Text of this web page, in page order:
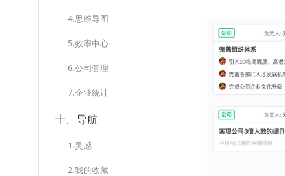
4.思维导图
5.效率中心
6.公司管理
7.企业统计
十、导航
1.灵感
2.我的收藏